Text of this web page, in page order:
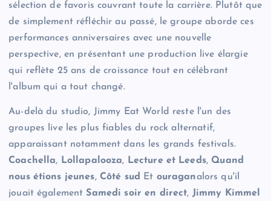
sélection de favoris couvrant toute la carrière. Plutôt que
de simplement réfléchir au passé, le groupe aborde ces
performances anniversaires avec une nouvelle
perspective, en présentant une production live élargie
qui reflète 25 ans de croissance tout en célébrant
l'album qui a tout changé.
Au-delà du studio, Jimmy Eat World reste l'un des
groupes live les plus fiables du rock alternatif,
apparaissant notamment dans les grands festivals.
Coachella, Lollapalooza, Lecture et Leeds, Quand
nous étions jeunes, Côté sud Et ouraganalors qu'il
jouait égalementSamedi soir en direct, Jimmy Kimmel